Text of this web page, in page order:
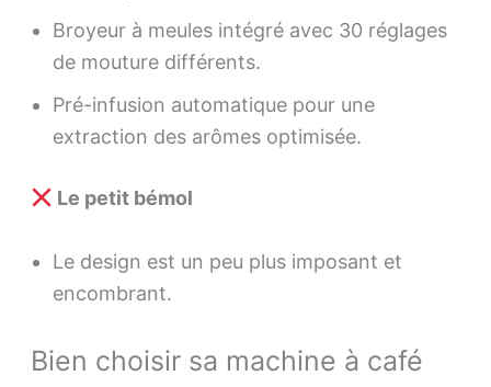
Broyeur à meules intégré avec 30 réglages
de mouture différents.
Pré-infusion automatique pour une
extraction des arômes optimisée.
Le petit bémol
Le design est un peu plus imposant et
encombrant.
Bien choisir sa machine à café